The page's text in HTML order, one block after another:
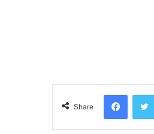
Share